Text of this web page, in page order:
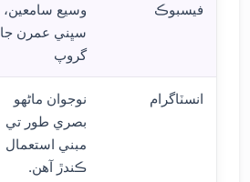
فيسبوڪ
وسيع سامعين،
سڀني عمرن جا
گروپ
انسٽاگرام
نوجوان ماڻهو
بصري طور تي
مبني استعمال
ڪندڙ آهن.